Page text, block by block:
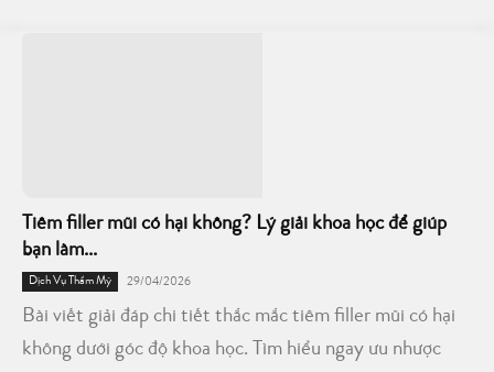
Tiêm filler mũi có hại không? Lý giải khoa học để giúp
bạn làm...
Dịch Vụ Thẩm Mỹ 29/04/2026
Bài viết giải đáp chi tiết thắc mắc tiêm filler mũi có hại
không dưới góc độ khoa học. Tìm hiểu ngay ưu nhược